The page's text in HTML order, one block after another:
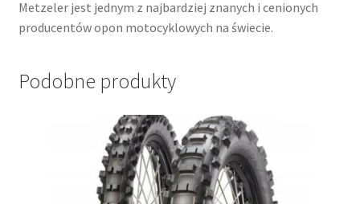
Metzeler jest jednym z najbardziej znanych i cenionych
producentów opon motocyklowych na świecie.
Podobne produkty